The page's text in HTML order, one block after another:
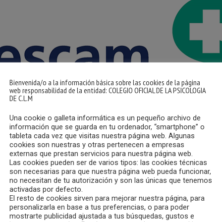
en nota de prensa, la Gerencia de Atención Integrada
en Albacete.
de Psicología Clínica, se dará a conocer la
Bienvenida/o a la información básica sobre las cookies de la página
web responsabilidad de la entidad: COLEGIO OFICIAL DE LA PSICOLOGIA
DE C.L.M
Una cookie o galleta informática es un pequeño archivo de
información que se guarda en tu ordenador, “smartphone” o
tableta cada vez que visitas nuestra página web. Algunas
cookies son nuestras y otras pertenecen a empresas
externas que prestan servicios para nuestra página web.
Las cookies pueden ser de varios tipos: las cookies técnicas
son necesarias para que nuestra página web pueda funcionar,
no necesitan de tu autorización y son las únicas que tenemos
activadas por defecto.
El resto de cookies sirven para mejorar nuestra página, para
personalizarla en base a tus preferencias, o para poder
mostrarte publicidad ajustada a tus búsquedas, gustos e